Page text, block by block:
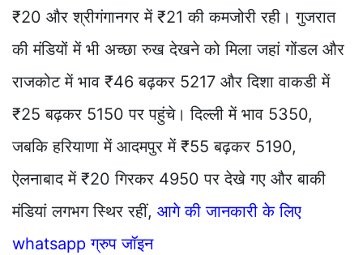
₹20 और श्रीगंगानगर में ₹21 की कमजोरी रही। गुजरात
की मंडियों में भी अच्छा रुख देखने को मिला जहां गोंडल और
राजकोट में भाव ₹46 बढ़कर 5217 और दिशा वाकडी में
₹25 बढ़कर 5150 पर पहुंचे। दिल्ली में भाव 5350,
जबकि हरियाणा में आदमपुर में ₹55 बढ़कर 5190,
ऐलनाबाद में ₹20 गिरकर 4950 पर देखे गए और बाकी
मंडियां लगभग स्थिर रहीं, आगे की जानकारी के लिए
whatsapp ग्रुप जॉइन